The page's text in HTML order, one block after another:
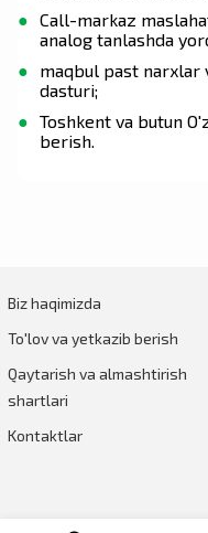
Call-markaz
analog tanlashda
maqbul past narxlar
dasturi;
Toshkent va butun
berish.
Biz haqimizda
To'lov va yetkazib berish
Qaytarish va almashtirish
shartlari
Kontaktlar